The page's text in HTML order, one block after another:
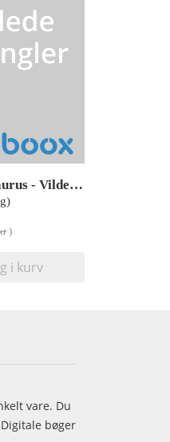
Gigantosaurus - Vilde lyde i junglen (med 10 superseje lyde)
)
i kurv
vare. Du
bøger